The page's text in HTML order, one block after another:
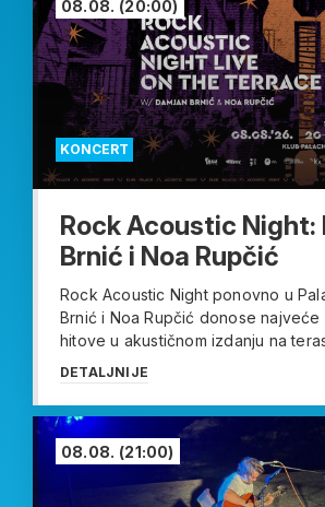
KONCERT
08.08. (20:00)
Rock Acoustic Night:
Brnić i Noa Rupčić
Rock Acoustic Night ponovno u
Brnić i Noa Rupčić donose najveće
hitove u akustičnom izdanju na
DETALJNIJE
08.08. (21:00)